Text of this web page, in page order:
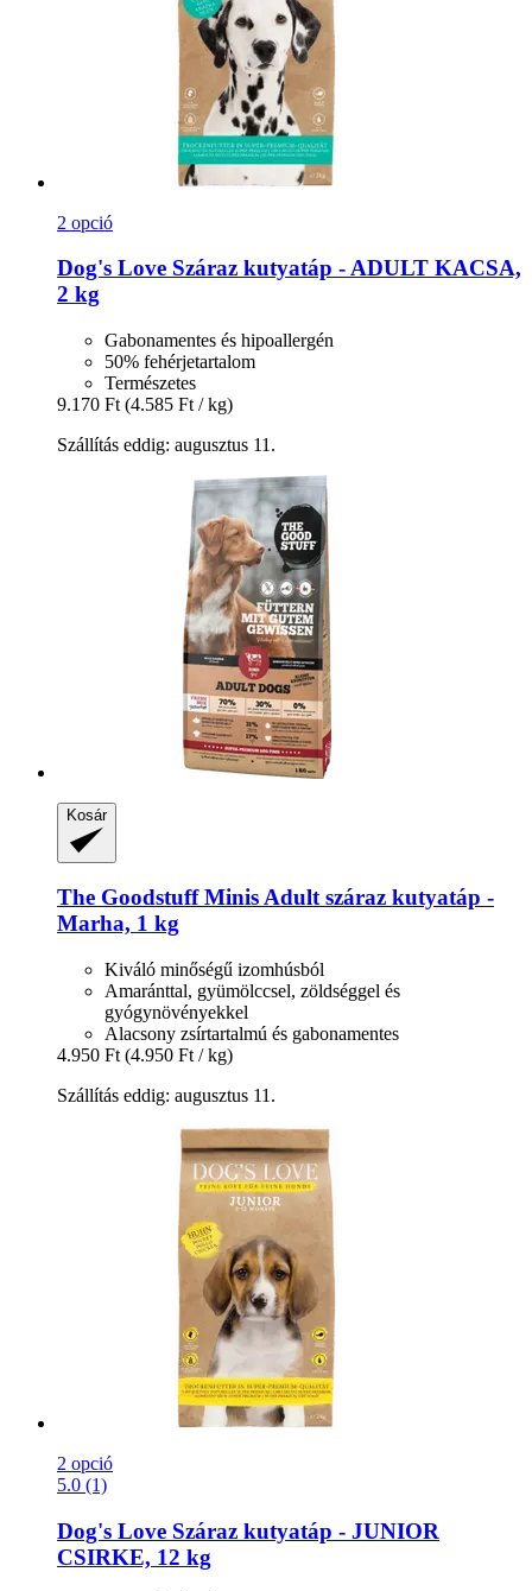
2 opció
Dog's Love Száraz kutyatáp -​ ADULT KACSA,
2 kg
Gabonamentes és hipoallergén
50% fehérjetartalom
Természetes
9.170 Ft (4.585 Ft / kg)
Szállítás eddig: augusztus 11.
Kosár
The GoodstuffMinis Adult száraz kutyatáp -​
Marha, 1 kg
Kiváló minőségű izomhúsból
Amaránttal, gyümölccsel, zöldséggel és
gyógynövényekkel
Alacsony zsírtartalmú és gabonamentes
4.950 Ft (4.950 Ft / kg)
Szállítás eddig: augusztus 11.
2 opció
5.0 (1)
Dog's Love Száraz kutyatáp -​ JUNIOR
CSIRKE, 12 kg